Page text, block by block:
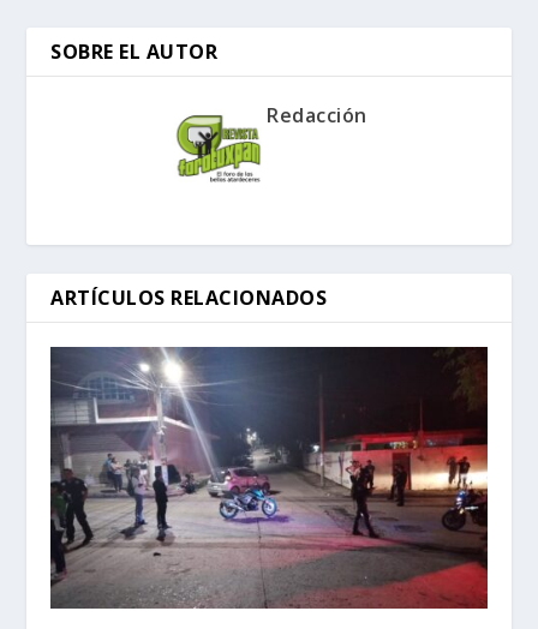
SOBRE EL AUTOR
Redacción
ARTÍCULOS RELACIONADOS